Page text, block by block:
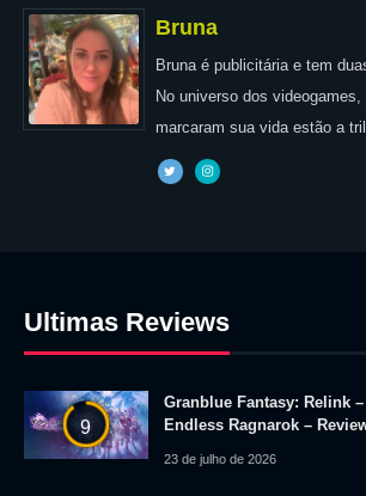
Bruna
Bruna é publicitária e tem
No universo dos
marcaram sua vida estão a
Ultimas Reviews
9
Granblue Fantasy: Relink –
Endless Ragnarok –
23 de julho de 2026